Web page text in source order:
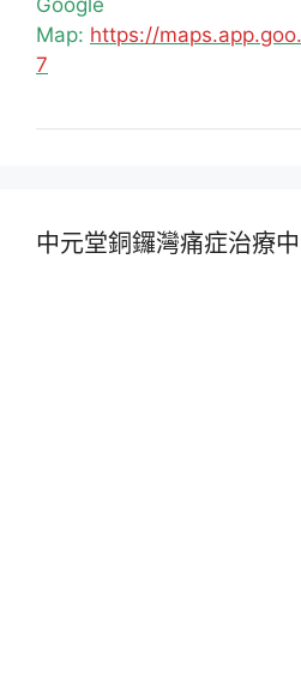
Google
Map: https://
7
中元堂銅鑼灣痛症治療